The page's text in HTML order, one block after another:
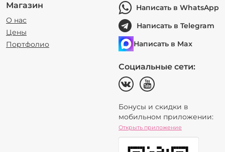
Магазин
О нас
Цены
Портфолио
Написать в WhatsApp
Написать в Telegram
Написать в Max
Социальные сети:
Бонусы и скидки в
мобильном приложении:
Открыть приложение